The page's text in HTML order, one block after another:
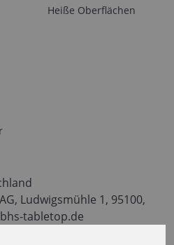
Heiße Oberflächen
Ludwigsmühle 1, 95100,
tabletop.de